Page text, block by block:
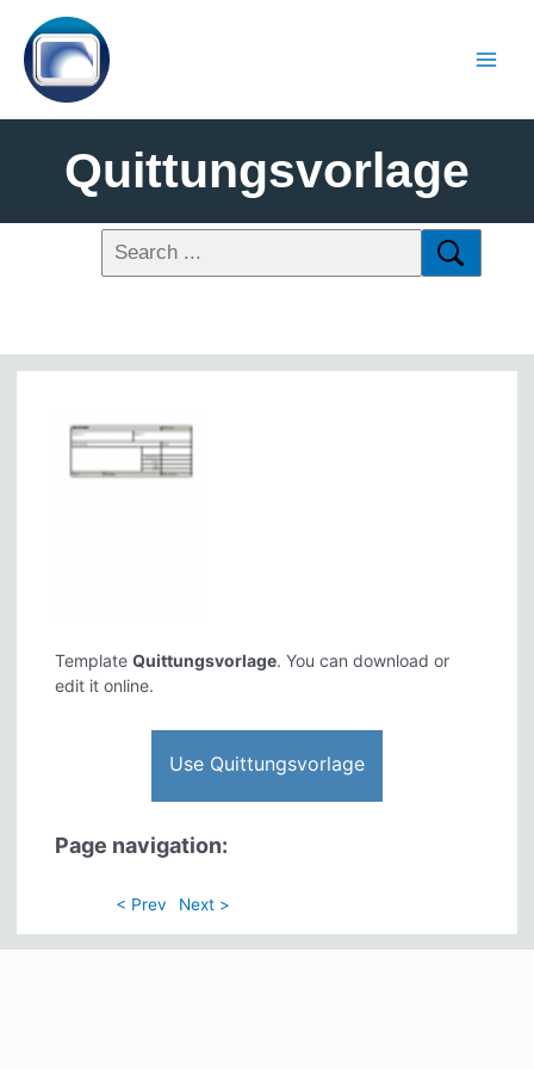
Quittungsvorlage
TemplateQuittungsvorlage. You can download or
edit it online.
Use Quittungsvorlage
Page navigation:
< Prev Next >